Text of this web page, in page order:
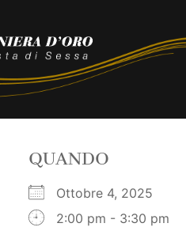
QUANDO
Ottobre 4, 2025
2:00 pm - 3:30 pm